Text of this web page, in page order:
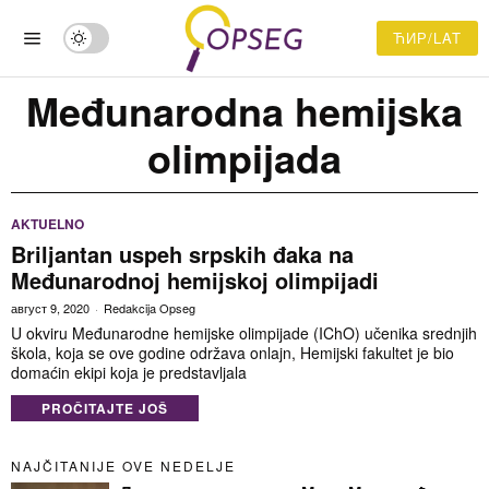
ЋИР/LAT
Međunarodna hemijska
olimpijada
AKTUELNO
Briljantan uspeh srpskih đaka na
Međunarodnoj hemijskoj olimpijadi
август 9, 2020 Redakcija Opseg
U okviru Međunarodne hemijske olimpijade (IChO) učenika srednjih
škola, koja se ove godine održava onlajn, Hemijski fakultet je bio
domaćin ekipi koja je predstavljala
PROČITAJTE JOŠ
NAJČITANIJE OVE NEDELJE